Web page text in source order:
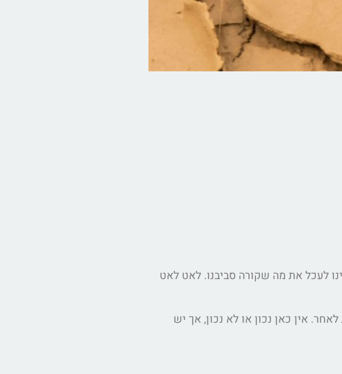
לעכל את מה שקורה סביבנו. לאט לאט
אין כאן נכון או לא נכון, אך יש